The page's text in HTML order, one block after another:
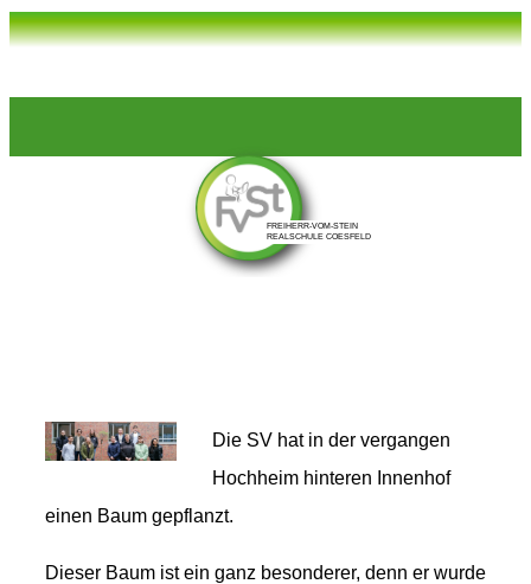
Die SV hat in der vergangen
Hochheim hinteren Innenhof
einen Baum gepflanzt.
Dieser Baum ist ein ganz besonderer, denn er wurde